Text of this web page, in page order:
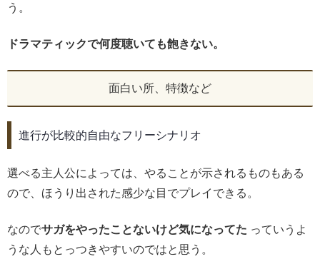
う。
ドラマティックで何度聴いても飽きない。
面白い所、特徴など
進行が比較的自由なフリーシナリオ
選べる主人公によっては、やることが示されるものもある
ので、ほうり出された感少な目でプレイできる。
なのでサガをやったことないけど気になってた っていうよ
うな人もとっつきやすいのではと思う。